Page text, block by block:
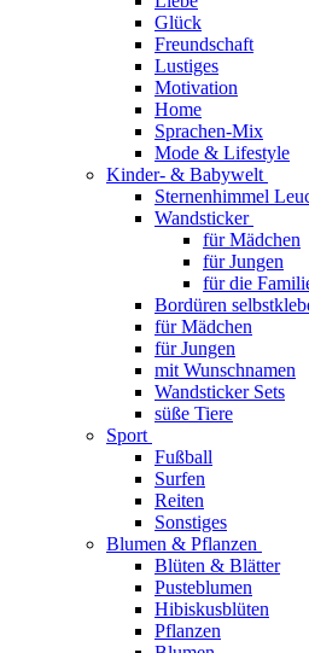
Glück
Freundschaft
Lustiges
Motivation
Home
Sprachen-Mix
Mode & Lifestyle
Kinder- & Babywelt
Sternenhimmel
Wandsticker
für Mädchen
für Jungen
für die
Bordüren
für Mädchen
für Jungen
mit Wunschnamen
Wandsticker Sets
süße Tiere
Sport
Fußball
Surfen
Reiten
Sonstiges
Blumen & Pflanzen
Blüten & Blätter
Pusteblumen
Hibiskusblüten
Pflanzen